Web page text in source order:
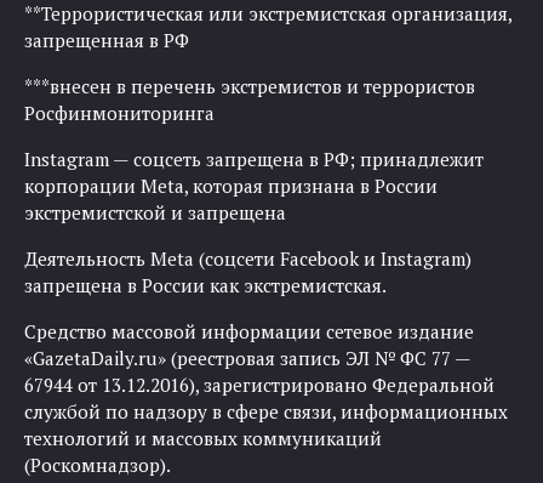
**Террористическая или экстремистская организация,
запрещенная в РФ
***внесен в перечень экстремистов и террористов
Росфинмониторинга
Instagram — соцсеть запрещена в РФ; принадлежит
корпорации Meta, которая признана в России
экстремистской и запрещена
Деятельность Meta (соцсети Facebook и Instagram)
запрещена в России как экстремистская.
Средство массовой информации сетевое издание
«GazetaDaily.ru» (реестровая запись ЭЛ № ФС 77 —
67944 от 13.12.2016), зарегистрировано Федеральной
службой по надзору в сфере связи, информационных
технологий и массовых коммуникаций
(Роскомнадзор).